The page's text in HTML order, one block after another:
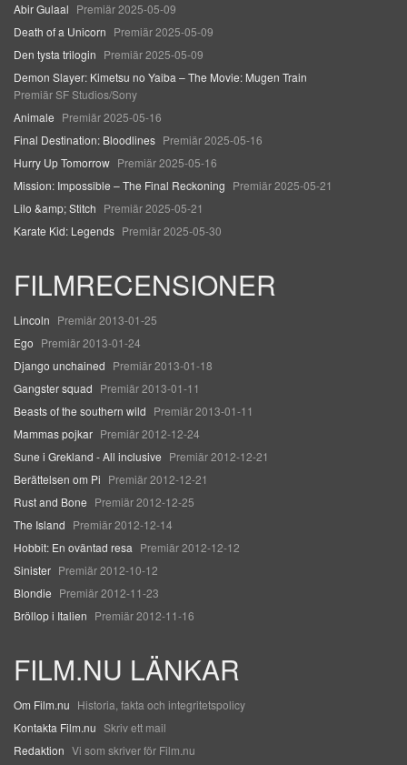
Abir Gulaal Premiär 2025-05-09
Death of a Unicorn Premiär 2025-05-09
Den tysta trilogin Premiär 2025-05-09
Demon Slayer: Kimetsu no Yaiba – The Movie: Mugen Train
Premiär SF Studios/Sony
Animale Premiär 2025-05-16
Final Destination: Bloodlines Premiär 2025-05-16
Hurry Up Tomorrow Premiär 2025-05-16
Mission: Impossible – The Final Reckoning Premiär 2025-05-21
Lilo &amp; Stitch Premiär 2025-05-21
Karate Kid: Legends Premiär 2025-05-30
FILMRECENSIONER
Lincoln Premiär 2013-01-25
Ego Premiär 2013-01-24
Django unchained Premiär 2013-01-18
Gangster squad Premiär 2013-01-11
Beasts of the southern wild Premiär 2013-01-11
Mammas pojkar Premiär 2012-12-24
Sune i Grekland - All inclusive Premiär 2012-12-21
Berättelsen om Pi Premiär 2012-12-21
Rust and Bone Premiär 2012-12-25
The Island Premiär 2012-12-14
Hobbit: En oväntad resa Premiär 2012-12-12
Sinister Premiär 2012-10-12
Blondie Premiär 2012-11-23
Bröllop i Italien Premiär 2012-11-16
FILM.NU LÄNKAR
Om Film.nu Historia, fakta och integritetspolicy
Kontakta Film.nu Skriv ett mail
Redaktion Vi som skriver för Film.nu